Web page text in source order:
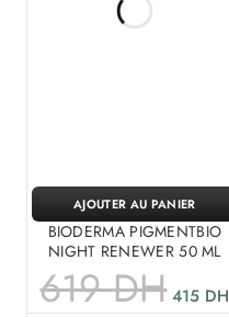
BIODERMA PIGMENTBIO
NIGHT RENEWER 50 ML
619DH 415 DH
AJOUTER AU PANIER